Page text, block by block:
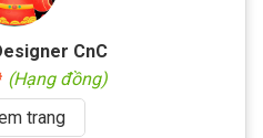
CnC
(Hạng đồng)
trang